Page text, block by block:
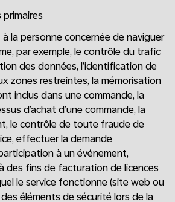
la personne concernée de naviguer
par exemple, le contrôle du trafic
des données, l’identification de
zones restreintes, la mémorisation
inclus dans une commande, la
d’achat d’une commande, la
le contrôle de toute fraude de
effectuer la demande
à un événement,
des fins de facturation de licences
le service fonctionne (site web ou
éléments de sécurité lors de la